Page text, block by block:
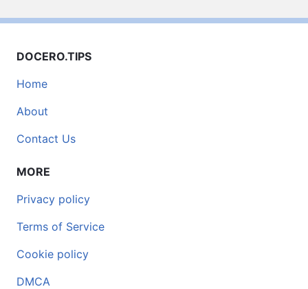
DOCERO.TIPS
Home
About
Contact Us
MORE
Privacy policy
Terms of Service
Cookie policy
DMCA